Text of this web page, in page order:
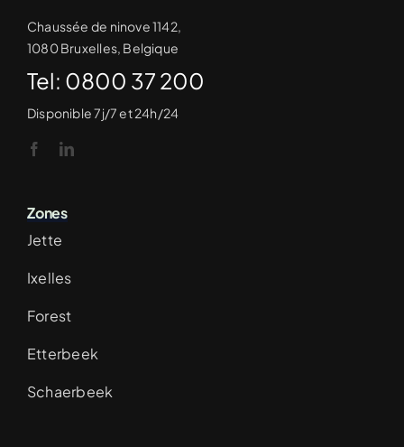
Chaussée de ninove 1142,
1080 Bruxelles, Belgique
Tel: 0800 37 200
Disponible 7j/7 et 24h/24
Zones
Jette
Ixelles
Forest
Etterbeek
Schaerbeek